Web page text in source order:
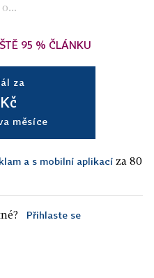
95 % ČLÁNKU
za
měsíce
a s mobilní aplikací za 80
Přihlaste se